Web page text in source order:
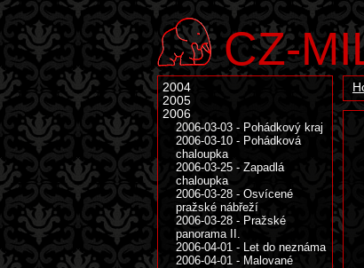
CZ-
2004
2005
2006
2006-03-03 - Pohádkový kraj
2006-03-10 - Pohádková
chaloupka
2006-03-25 - Zapadlá
chaloupka
2006-03-28 - Osvícené
pražské nábřeží
2006-03-28 - Pražské
panorama II.
2006-04-01 - Let do neznáma
2006-04-01 - Malované